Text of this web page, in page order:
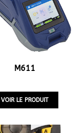
M611
VOIR LE PRODUIT